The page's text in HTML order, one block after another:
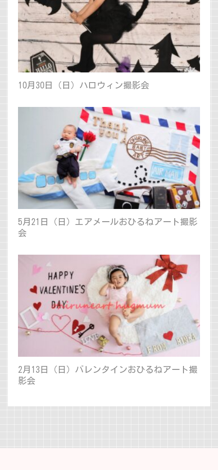
10月30日（日）ハロウィン撮影会
5月21日（日）エアメールおひるねアート撮影
会
2月13日（日）バレンタインおひるねアート撮
影会